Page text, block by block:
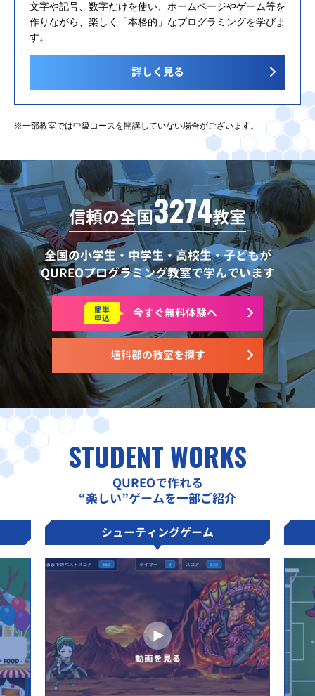
文字や記号、数字だけを使い、ホームページやゲーム等を
作りながら、楽しく「本格的」なプログラミングを学びま
す。
詳しく見る
※一部教室では中級コースを開講していない場合がございます。
信頼の全国3274教室
全国の小学生・中学生・高校生・子どもが
QUREOプログラミング教室で学んでいます
埴科郡の教室を探す
簡単
申込 今すぐ無料体験へ
STUDENT WORKS
QUREOで作れる
“楽しい”ゲームを一部ご紹介
シューティングゲーム